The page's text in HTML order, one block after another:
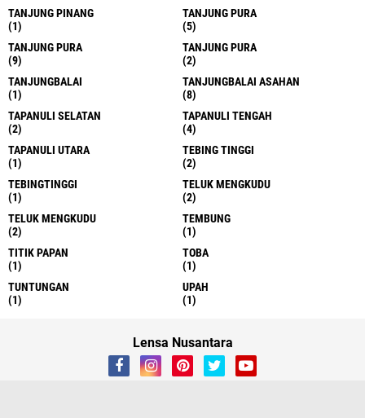
TANJUNG PINANG
(1)
TANJUNG PURA
(5)
TANJUNG PURA
(9)
TANJUNG PURA
(2)
TANJUNGBALAI
(1)
TANJUNGBALAI ASAHAN
(8)
TAPANULI SELATAN
(2)
TAPANULI TENGAH
(4)
TAPANULI UTARA
(1)
TEBING TINGGI
(2)
TEBINGTINGGI
(1)
TELUK MENGKUDU
(2)
TELUK MENGKUDU
(2)
TEMBUNG
(1)
TITIK PAPAN
(1)
TOBA
(1)
TUNTUNGAN
(1)
UPAH
(1)
Lensa Nusantara